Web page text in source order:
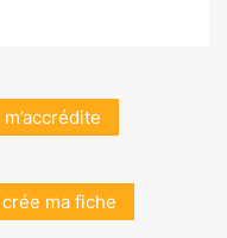
ma fiche